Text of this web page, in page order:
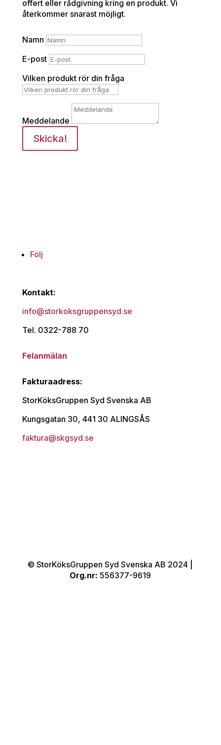
offert eller rådgivning kring en produkt. Vi
återkommer snarast möjligt.
Namn
E-post
Vilken produkt rör din fråga
Meddelande
Skicka!
Följ
Kontakt:
info@storkoksgruppensyd.se
Tel. 0322-788 70
Felanmälan
Fakturaadress:
StorKöksGruppen Syd Svenska AB
Kungsgatan 30, 441 30 ALINGSÅS
faktura@skgsyd.se
© StorKöksGruppen Syd Svenska AB 2024 |
Org.nr: 556377-9619